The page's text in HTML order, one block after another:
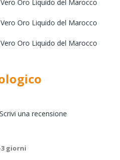
Scrivi una recensione
3 giorni